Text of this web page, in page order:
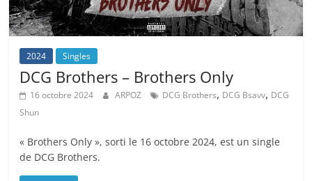
2024 Singles
DCG Brothers – Brothers Only
16 octobre 2024 ARPOZ DCG Brothers, DCG Bsavv, DCG
Shun
« Brothers Only », sorti le 16 octobre 2024, est un single
de DCG Brothers.